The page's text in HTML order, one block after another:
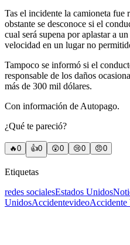
Tas el incidente la camioneta
obstante se desconoce si el
cual será supena por aplastar a
velocidad en un lugar no
Tampoco se informó si el
responsable de los daños
más de 300 mil dólares.
Con información de Autopago.
¿Qué te pareció?
🔥0 👍0 😲0 😢0 😠0
Etiquetas
redes socialesEstados Unidos
UnidosAccidentevideoAccidente